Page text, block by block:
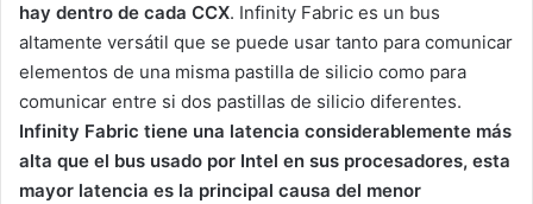
hay dentro de cada CCX. Infinity Fabric es un bus
altamente versátil que se puede usar tanto para comunicar
elementos de una misma pastilla de silicio como para
comunicar entre si dos pastillas de silicio diferentes.
Infinity Fabric tiene una latencia considerablemente más
alta que el bus usado por Intel en sus procesadores, esta
mayor latencia es la principal causa del menor